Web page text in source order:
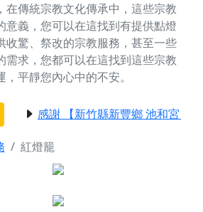
在傳統宗教文化傳承中，這些宗教
意義，您可以在這找到有提供點燈
收驚、祭改的宗教服務，甚至一些
需求，您都可以在這找到這些宗教
平靜您內心中的不安。
感謝 【新竹縣新豐鄉 池和宮】
紅燈籠